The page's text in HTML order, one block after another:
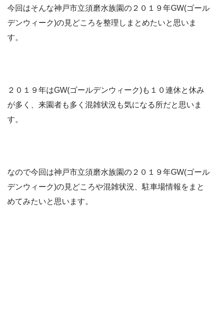
今回はそんな神戸市立須磨水族園の２０１９年GW(ゴール
デンウィーク)の見どころを整理しまとめたいと思いま
す。
２０１９年はGW(ゴールデンウィーク)も１０連休と休み
が多く、来園者も多く混雑状況も気になる所だと思いま
す。
なので今回は神戸市立須磨水族園の２０１９年GW(ゴール
デンウィーク)の見どころや混雑状況、駐車場情報をまと
めてみたいと思います。